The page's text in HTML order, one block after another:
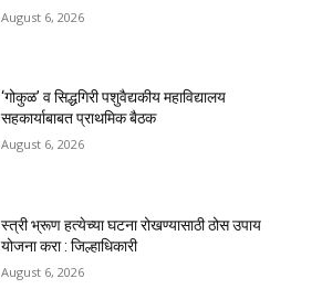
August 6, 2026
‘गोकुळ’ व सिद्धगिरी पशुवैद्यकीय महाविद्यालय
सहकार्याबाबत प्राथमिक बैठक
August 6, 2026
स्त्री भ्रूण हत्येच्या घटना रोखण्यासाठी ठोस उपाय
योजना करा : जिल्हाधिकारी
August 6, 2026